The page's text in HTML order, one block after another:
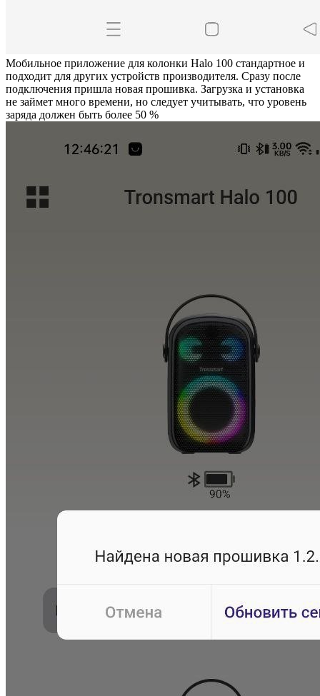
Мобильное приложение для колонки Halo 100 стандартное и
подходит для других устройств производителя. Сразу после
подключения пришла новая прошивка. Загрузка и установка
не займет много времени, но следует учитывать, что уровень
заряда должен быть более 50 %